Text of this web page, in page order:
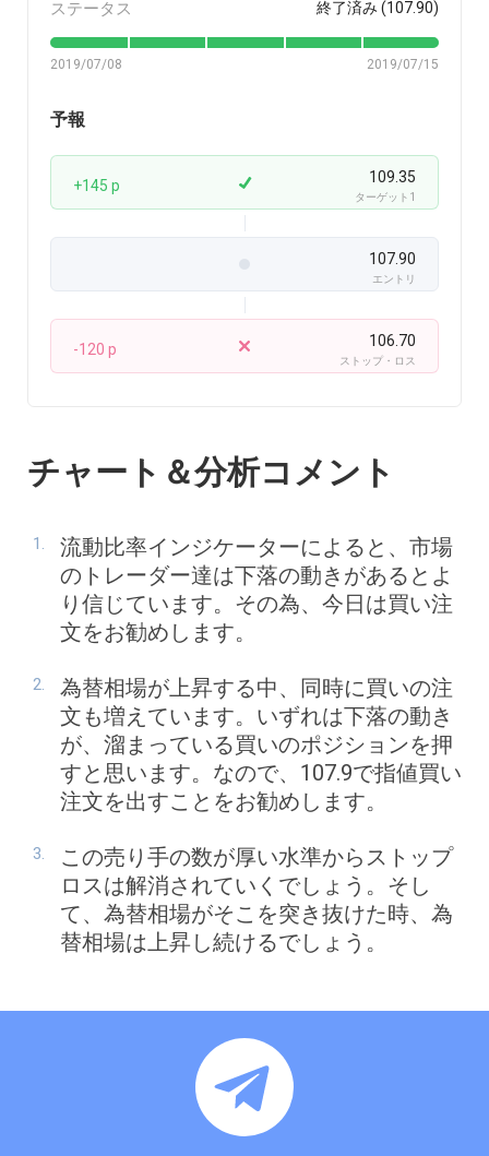
ステータス 終了済み (107.90)
2019/07/08 2019/07/15
予報
+145 p 109.35
ターゲット1
107.90
エントリ
-120 p 106.70
ストップ・ロス
チャート＆分析コメント
流動比率インジケーターによると、市場
のトレーダー達は下落の動きがあるとよ
り信じています。その為、今日は買い注
文をお勧めします。
為替相場が上昇する中、同時に買いの注
文も増えています。いずれは下落の動き
が、溜まっている買いのポジションを押
すと思います。なので、107.9で指値買い
注文を出すことをお勧めします。
この売り手の数が厚い水準からストップ
ロスは解消されていくでしょう。そし
て、為替相場がそこを突き抜けた時、為
替相場は上昇し続けるでしょう。